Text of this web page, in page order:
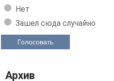
Нет
Зашел сюда случайно
Голосовать
Архив